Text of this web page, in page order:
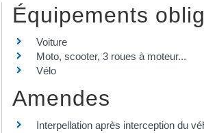
Équipements
Voiture
Moto, scooter, 3 roues à moteur...
Vélo
Amendes
Interpellation après interception du